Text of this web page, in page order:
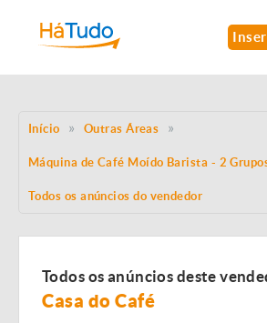
Início Outras Áreas
Máquina de Café Moído Barista - 2
Todos os anúncios do vendedor
Todos os anúncios deste
Casa do Café